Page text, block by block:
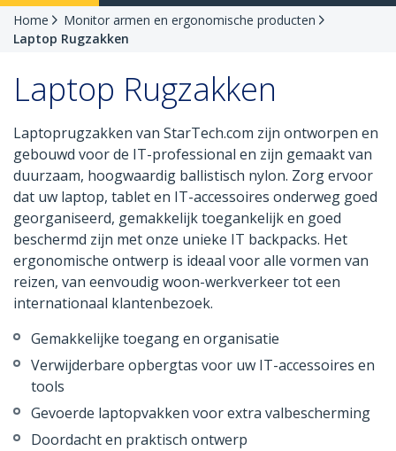
Home
Monitor armen en ergonomische producten
Laptop Rugzakken
Laptop Rugzakken
Laptoprugzakken van StarTech.com zijn ontworpen en
gebouwd voor de IT-professional en zijn gemaakt van
duurzaam, hoogwaardig ballistisch nylon. Zorg ervoor
dat uw laptop, tablet en IT-accessoires onderweg goed
georganiseerd, gemakkelijk toegankelijk en goed
beschermd zijn met onze unieke IT backpacks. Het
ergonomische ontwerp is ideaal voor alle vormen van
reizen, van eenvoudig woon-werkverkeer tot een
internationaal klantenbezoek.
Gemakkelijke toegang en organisatie
Verwijderbare opbergtas voor uw IT-accessoires en
tools
Gevoerde laptopvakken voor extra valbescherming
Doordacht en praktisch ontwerp